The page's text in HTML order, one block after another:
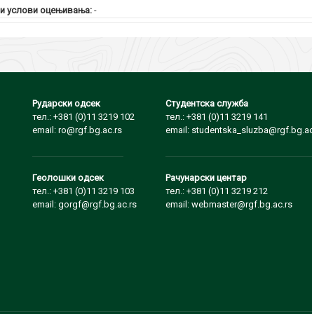
услови оцењивања:-
Рударски одсек
тел.: +381 (0)11 3219 102
email: ro@rgf.bg.ac.rs
Геолошки одсек
тел.: +381 (0)11 3219 103
email: gorgf@rgf.bg.ac.rs
Студентска служба
тел.: +381 (0)11 3219 141
email:
Рачунарски центар
тел.: +381 (0)11 3219 212
email: webmaster@rgf.bg.ac.rs